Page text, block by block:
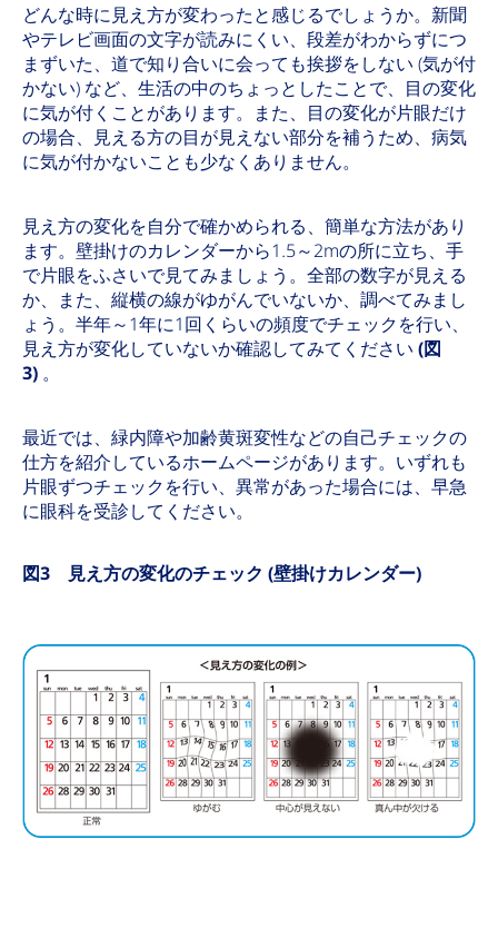
どんな時に見え方が変わったと感じるでしょうか。新聞
やテレビ画面の文字が読みにくい、段差がわからずにつ
まずいた、道で知り合いに会っても挨拶をしない (気が付
かない) など、生活の中のちょっとしたことで、目の変化
に気が付くことがあります。また、目の変化が片眼だけ
の場合、見える方の目が見えない部分を補うため、病気
に気が付かないことも少なくありません。
見え方の変化を自分で確かめられる、簡単な方法があり
ます。壁掛けのカレンダーから1.5～2mの所に立ち、手
で片眼をふさいで見てみましょう。全部の数字が見える
か、また、縦横の線がゆがんでいないか、調べてみまし
ょう。半年～1年に1回くらいの頻度でチェックを行い、
見え方が変化していないか確認してみてください (図
3) 。
最近では、緑内障や加齢黄斑変性などの自己チェックの
仕方を紹介しているホームページがあります。いずれも
片眼ずつチェックを行い、異常があった場合には、早急
に眼科を受診してください。
図3 見え方の変化のチェック (壁掛けカレンダー)